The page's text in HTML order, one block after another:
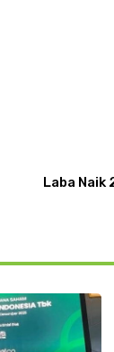
Laba Naik